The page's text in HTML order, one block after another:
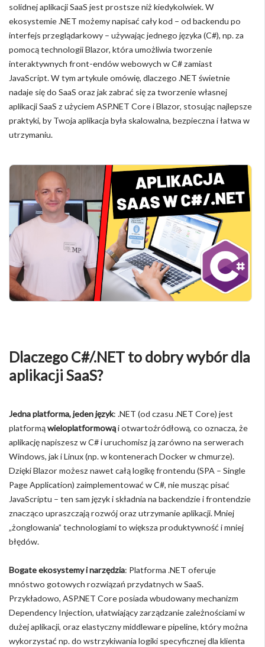
solidnej aplikacji SaaS jest prostsze niż kiedykolwiek. W
ekosystemie .NET możemy napisać cały kod – od backendu po
interfejs przeglądarkowy – używając jednego języka (C#), np. za
pomocą technologii Blazor, która umożliwia tworzenie
interaktywnych front-endów webowych w C# zamiast
JavaScript. W tym artykule omówię, dlaczego .NET świetnie
nadaje się do SaaS oraz jak zabrać się za tworzenie własnej
aplikacji SaaS z użyciem ASP.NET Core i Blazor, stosując najlepsze
praktyki, by Twoja aplikacja była skalowalna, bezpieczna i łatwa w
utrzymaniu.
Dlaczego C#/.NET to dobry wybór dla
aplikacji SaaS?
Jedna platforma, jeden język: .NET (od czasu .NET Core) jest
platformąwieloplatformowąi otwartoźródłową, co oznacza, że
aplikację napiszesz w C# i uruchomisz ją zarówno na serwerach
Windows, jak i Linux (np. w kontenerach Docker w chmurze).
Dzięki Blazor możesz nawet całą logikę frontendu (SPA – Single
Page Application) zaimplementować w C#, nie musząc pisać
JavaScriptu – ten sam język i składnia na backendzie i frontendzie
znacząco upraszczają rozwój oraz utrzymanie aplikacji. Mniej
„żonglowania” technologiami to większa produktywność i mniej
błędów.
Bogate ekosystemy i narzędzia: Platforma .NET oferuje
mnóstwo gotowych rozwiązań przydatnych w SaaS.
Przykładowo, ASP.NET Core posiada wbudowany mechanizm
Dependency Injection, ułatwiający zarządzanie zależnościami w
dużej aplikacji, oraz elastyczny middleware pipeline, który można
wykorzystać np. do wstrzykiwania logiki specyficznej dla klienta